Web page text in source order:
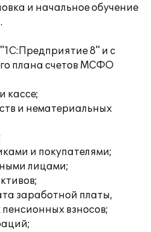
и начальное обучение
8" и с
плана счетов МСФО
кассе;
и нематериальных
и покупателями;
лицами;
заработной платы,
взносов;